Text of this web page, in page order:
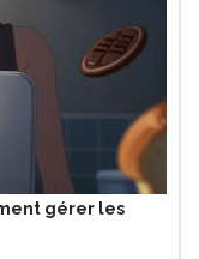
gérer les